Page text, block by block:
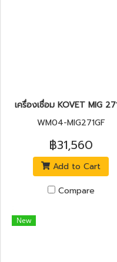
เครื่องเชื่อม KOVET MIG
WM04-MIG271GF
฿31,560
Add to Cart
Compare
New